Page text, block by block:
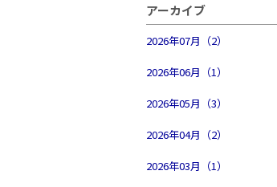
アーカイブ
2026年07月（2）
2026年06月（1）
2026年05月（3）
2026年04月（2）
2026年03月（1）